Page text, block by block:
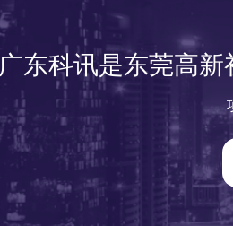
广东科讯是东莞高